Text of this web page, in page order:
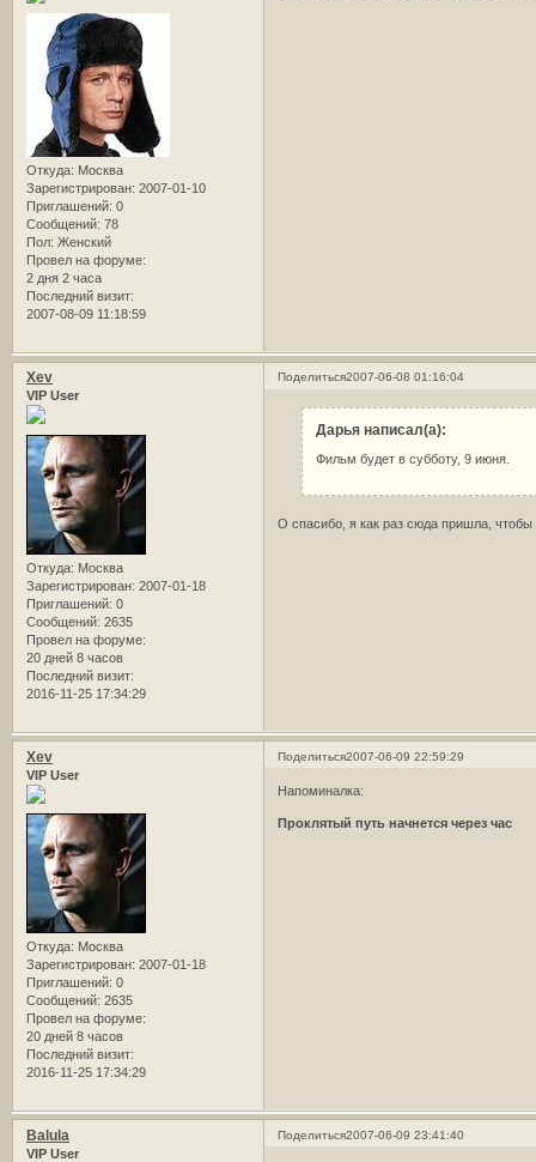
Откуда: Москва
Зарегистрирован: 2007-01-10
Приглашений: 0
Сообщений: 78
Пол: Женский
Провел на форуме:
2 дня 2 часа
Последний визит:
2007-08-09 11:18:59
Поделиться2007-06-08 01:16:04
Xev
VIP User
Откуда: Москва
Зарегистрирован: 2007-01-18
Приглашений: 0
Сообщений: 2635
Провел на форуме:
20 дней 8 часов
Последний визит:
2016-11-25 17:34:29
Дарья написал(а):
Фильм будет в субботу, 9 июня.
О спасибо, я как раз сюда пришла, чтобы
Поделиться2007-06-09 22:59:29
Xev
VIP User
Откуда: Москва
Зарегистрирован: 2007-01-18
Приглашений: 0
Сообщений: 2635
Провел на форуме:
20 дней 8 часов
Последний визит:
2016-11-25 17:34:29
Напоминалка:
Проклятый путь начнется через час
Поделиться2007-06-09 23:41:40
Balula
VIP User